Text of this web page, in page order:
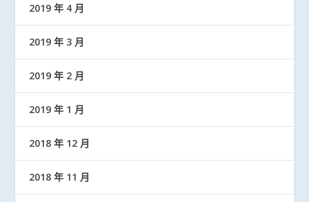
2019 年 4 月
2019 年 3 月
2019 年 2 月
2019 年 1 月
2018 年 12 月
2018 年 11 月